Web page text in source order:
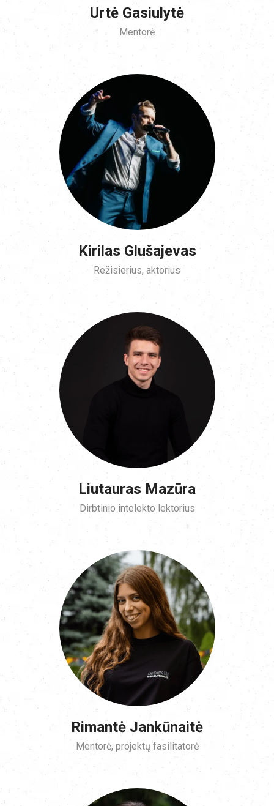
Urtė Gasiulytė
Mentorė
Kirilas Glušajevas
Režisierius, aktorius
Liutauras Mazūra
Dirbtinio intelekto lektorius
Rimantė Jankūnaitė
Mentorė, projektų fasilitatorė